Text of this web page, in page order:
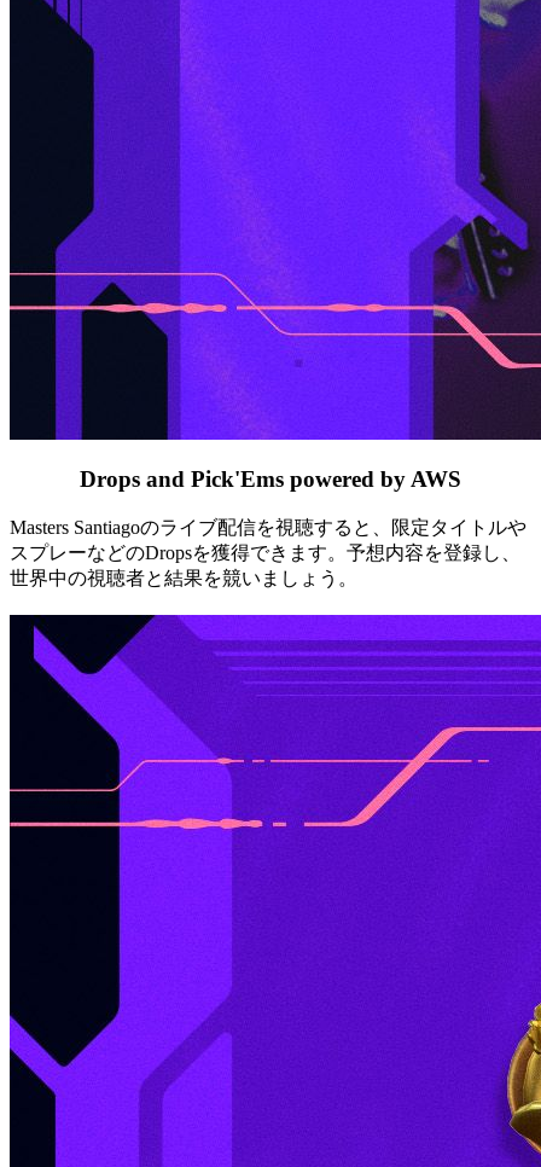
Drops and Pick'Ems powered by AWS
Masters Santiagoのライブ配信を視聴すると、限定タイトルや
スプレーなどのDropsを獲得できます。予想内容を登録し、
世界中の視聴者と結果を競いましょう。